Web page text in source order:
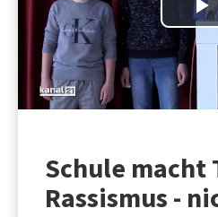
Schule macht
Rassismus -